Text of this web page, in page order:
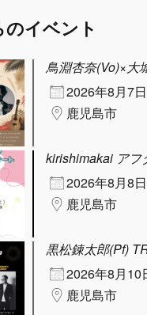
のイベント
鳥淵杏奈(Vo)×大
2026年8月7日
鹿児島市
kirishimakai アフ
2026年8月8日
鹿児島市
黒松錬太郎(Pf)
2026年8月10
鹿児島市